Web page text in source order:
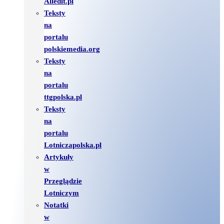
Teksty
na
portalu
polskiemedia.org
Teksty
na
portalu
ttgpolska.pl
Teksty
na
portalu
Lotniczapolska.pl
Artykuły
w
Przeglądzie
Lotniczym
Notatki
w